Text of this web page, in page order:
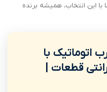
این انتخاب، همیشه برنده
اتوماتیک با
قطعات |